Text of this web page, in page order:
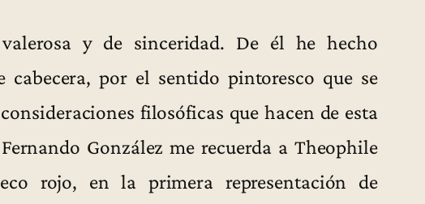
y de sinceridad. De él he hecho
por el sentido pintoresco que se
filosóficas que hacen de esta
González me recuerda a Theophile
rojo, en la primera representación de